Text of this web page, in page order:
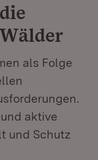
als Folge
aktive
und Schutz